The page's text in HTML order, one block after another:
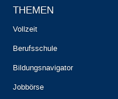
THEMEN
Vollzeit
Berufsschule
Bildungsnavigator
Jobbörse